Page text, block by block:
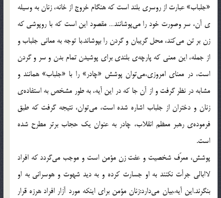
«جلباب» عبارت از روسري بلند است كه هنگام خروج از خانه، زنان به وسيله
ي آن، سر وصورت خود را مي‌پوشانند… مقصود اين است كه با روپوشي كه
زن بر تن مي‌كند، محل گريبان و گردن را بپوشاند.با توجه به معاني جلباب و
از جمله، اين معني كه پارچه‌ي بلندي براي پوشيدن تمام بدن و سر و گردن
است، در معناي امروزي،مي‌توان پوشش «چادر» را با «جلباب» همانند و
مشابه در نظر گرفت و از آن جا كه در اين آيه، به طور مشخص به استفاده‌ي
زنان و دختران از جلباب اشاره شده است، مي‌توان، نتيجه گرفت كه طبق
فرموده‌ي رهبر معظم انقلاب، چادر به عنوان يك حجاب برتر مطرح شده
است.
پوشش، معرّف شخصيت و عفت زن مؤمن است و موجب مي‌گردد كه افراد
لاابالي جرأت نكنند به او جسارت كرده و به ديد شهوت و هوسراني به او
بنگرند.اين آيه،بيان مي‌دارد:زنان مؤمن براي اينكه مورد آزار افراد هرزه قرار